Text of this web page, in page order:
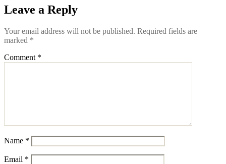
Leave a Reply
Your email address will not be published. Required fields are
marked *
Comment *
Name *
Email *